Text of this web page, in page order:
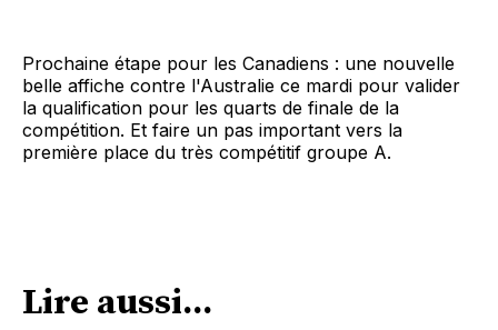
Prochaine étape pour les Canadiens : une nouvelle
belle affiche contre l'Australie ce mardi pour valider
la qualification pour les quarts de finale de la
compétition. Et faire un pas important vers la
première place du très compétitif groupe A.
Lire aussi...